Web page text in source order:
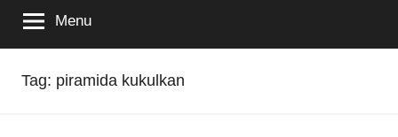
Menu
Tag: piramida kukulkan